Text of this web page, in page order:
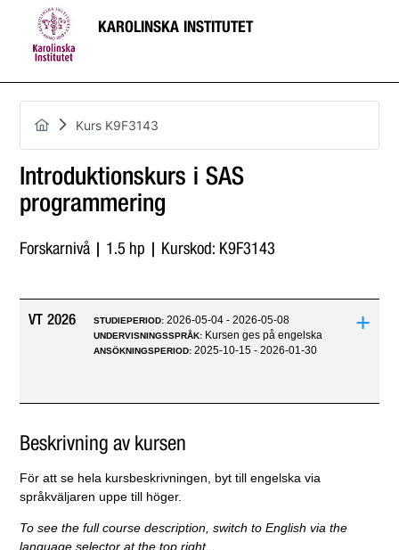
KAROLINSKA INSTITUTET
Kurs K9F3143
Introduktionskurs i SAS
programmering
Forskarnivå | 1.5 hp | Kurskod: K9F3143
VT 2026 STUDIEPERIOD:2026-05-04 - 2026-05-08
UNDERVISNINGSSPRÅK: Kursen ges på engelska
ANSÖKNINGSPERIOD:2025-10-15 - 2026-01-30
+
Beskrivning av kursen
För att se hela kursbeskrivningen, byt till engelska via
språkväljaren uppe till höger.
To see the full course description, switch to English via the
language selector at the top right.